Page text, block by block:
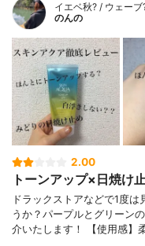
イエベ秋? / ウェー
のんの
2.00
トーンアップ×日焼け
ドラックストアなどで1度
うか？パープルとグリーン
介いたします！ 【使用感】